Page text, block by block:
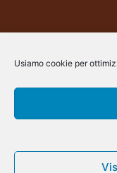
Usiamo cookie per
@ArsCommunication